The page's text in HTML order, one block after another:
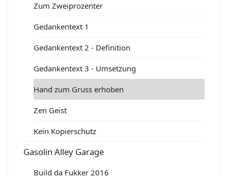
Zum Zweiprozenter
Gedankentext 1
Gedankentext 2 - Definition
Gedankentext 3 - Umsetzung
Hand zum Gruss erhoben
Zen Geist
Kein Kopierschutz
Gasolin Alley Garage
Build da Fukker 2016